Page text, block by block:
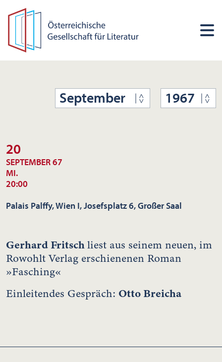
September 1967
20
SEPTEMBER 67
MI.
20:00
Palais Palffy, Wien I, Josefsplatz 6, Großer Saal
Gerhard Fritschliest aus seinem neuen, im
Rowohlt Verlag erschienenen Roman
»Fasching«
Einleitendes Gespräch: Otto Breicha